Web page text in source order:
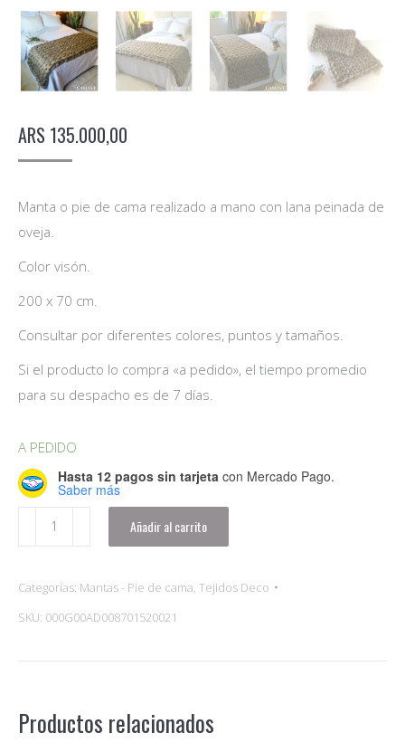
ARS 135.000,00
Manta o pie de cama realizado a mano con lana peinada de
oveja.
Color visón.
200 x 70 cm.
Consultar por diferentes colores, puntos y tamaños.
Si el producto lo compra «a pedido», el tiempo promedio
para su despacho es de 7 días.
A PEDIDO
Hasta 12 pagos sin tarjeta con Mercado Pago.
Saber más
Manta
-
de
Cama
Lana
Añadir al carrito
Categorías: Mantas - Pie de cama Tejidos Deco
SKU: 000G00AD008701520021
Productos relacionados